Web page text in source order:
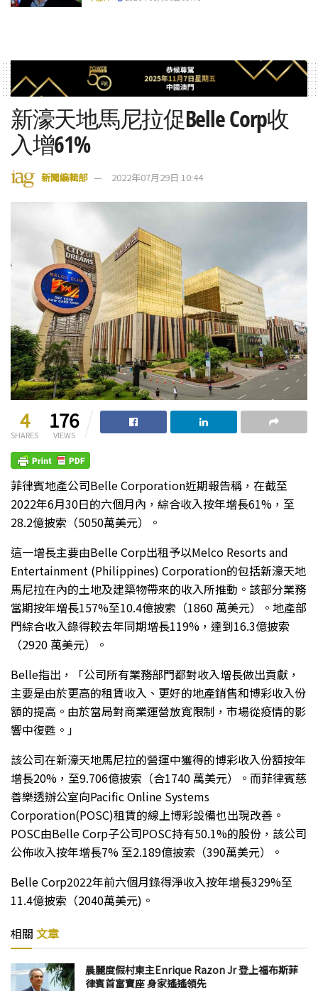
新濠天地馬尼拉促Belle Corp收
入增61%
新聞編輯部 2022年07月29日 10:44
4
SHARES
176
VIEWS
菲律賓地產公司Belle Corporation近期報告稱，在截至
2022年6月30日的六個月內，綜合收入按年增長61%，至
28.2億披索（5050萬美元）。
這一增長主要由Belle Corp出租予以Melco Resorts and
Entertainment (Philippines) Corporation的包括新濠天地
馬尼拉在內的土地及建築物帶來的收入所推動。該部分業務
當期按年增長157%至10.4億披索（1860 萬美元）。地產部
門綜合收入錄得較去年同期增長119%，達到16.3億披索
（2920 萬美元）。
Belle指出，「公司所有業務部門都對收入增長做出貢獻，
主要是由於更高的租賃收入、更好的地產銷售和博彩收入份
額的提高。由於當局對商業運營放寬限制，市場從疫情的影
響中復甦。」
該公司在新濠天地馬尼拉的營運中獲得的博彩收入份額按年
增長20%，至9.706億披索（合1740 萬美元）。而菲律賓慈
善樂透辦公室向Pacific Online Systems
Corporation(POSC)租賃的線上博彩設備也出現改善。
POSC由Belle Corp子公司POSC持有50.1%的股份，該公司
公佈收入按年增長7% 至2.189億披索（390萬美元）。
Belle Corp2022年前六個月錄得淨收入按年增長329%至
11.4億披索（2040萬美元)。
相關 文章
晨麗度假村東主Enrique Razon Jr 登上福布斯菲
律賓首富寶座 身家遙遙領先